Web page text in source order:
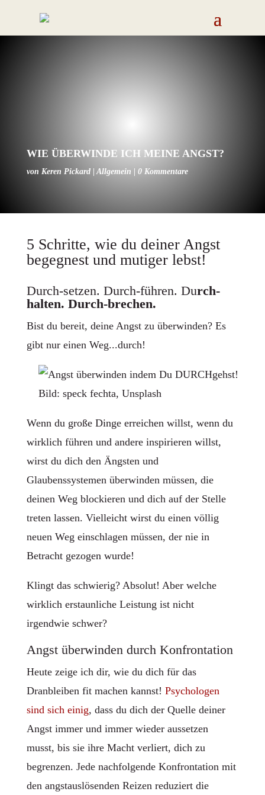
WIE ÜBERWINDE ICH MEINE ANGST?
von Keren Pickard|Allgemein 0 Kommentare
5 Schritte, wie du deiner Angst
begegnest und mutiger lebst!
Durch-setzen. Durch-führen. Durch-
halten. Durch-brechen.
Bist du bereit, deine Angst zu überwinden? Es
gibt nur einen Weg...durch!
Bild: speck fechta, Unsplash
Wenn du große Dinge erreichen willst, wenn du
wirklich führen und andere inspirieren willst,
wirst du dich den Ängsten und
Glaubenssystemen überwinden müssen, die
deinen Weg blockieren und dich auf der Stelle
treten lassen. Vielleicht wirst du einen völlig
neuen Weg einschlagen müssen, der nie in
Betracht gezogen wurde!
Klingt das schwierig? Absolut! Aber welche
wirklich erstaunliche Leistung ist nicht
irgendwie schwer?
Angst überwinden durch Konfrontation
Heute zeige ich dir, wie du dich für das
Dranbleiben fit machen kannst! Psychologen
sind sich einig, dass du dich der Quelle deiner
Angst immer und immer wieder aussetzen
musst, bis sie ihre Macht verliert, dich zu
begrenzen. Jede nachfolgende Konfrontation mit
den angstauslösenden Reizen reduziert die